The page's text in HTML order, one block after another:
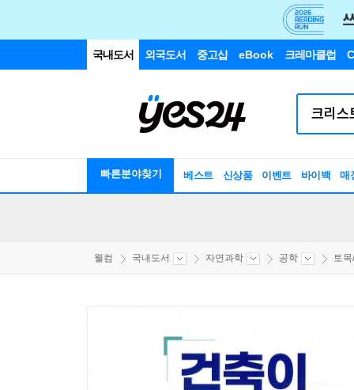
국내도서 외국도서 중고샵 eBook 크레마클럽
빠른분야찾기 베스트 신상품 이벤트 바이백 매
웰컴 국내도서 자연과학 공학 토